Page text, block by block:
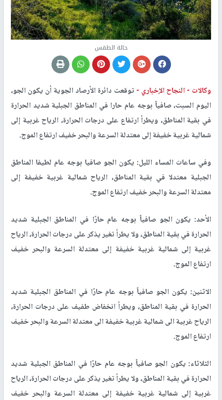
حالة الطقس
وكالات -النجاح الإخباري - توقعت دائرة الأرصاد الجوية أن يكون الجو،
اليوم السبت، صافياً بوجه عام حارا في المناطق الجبلية شديد الحرارة
في بقية المناطق، ويطرأ ارتفاع على درجات الحرارة، الرياح غربية إلى
شمالية غربية خفيفة إلى معتدلة السرعة والبحر خفيف ارتفاع الموج.
وفي ساعات المساء الليل: يكون الجو صافيا بوجه عام لطيفا المناطق
الجبلية معتدلا في بقية المناطق، الرياح شمالية غربية خفيفة إلى
معتدلة السرعة والبحر خفيف ارتفاع الموج.
الأحد: يكون الجو صافياً بوجه عام حارًا في المناطق الجبلية شديد
الحرارة في بقية المناطق، ولا يطرأ تغير يذكر على درجات الحرارة، الرياح
غربية إلى شمالية غربية خفيفة إلى معتدلة السرعة والبحر خفيف
ارتفاع الموج.
الاثنين: يكون الجو صافياً بوجه عام حارًا في المناطق الجبلية شديد
الحرارة في بقية المناطق، ويطرأ انخفاض طفيف على درجات الحرارة،
الرياح غربية الى شمالية غربية خفيفة الى معتدلة السرعة والبحر خفيف
ارتفاع الموج.
الثلاثاء: يكون الجو صافياً بوجه عام حارًا في المناطق الجبلية شديد
الحرارة في بقية المناطق، ولا يطرأ تغير يذكر على درجات الحرارة، الرياح
غربية إلى شمالية غربية خفيفة إلى معتدلة السرعة والبحر خفيف